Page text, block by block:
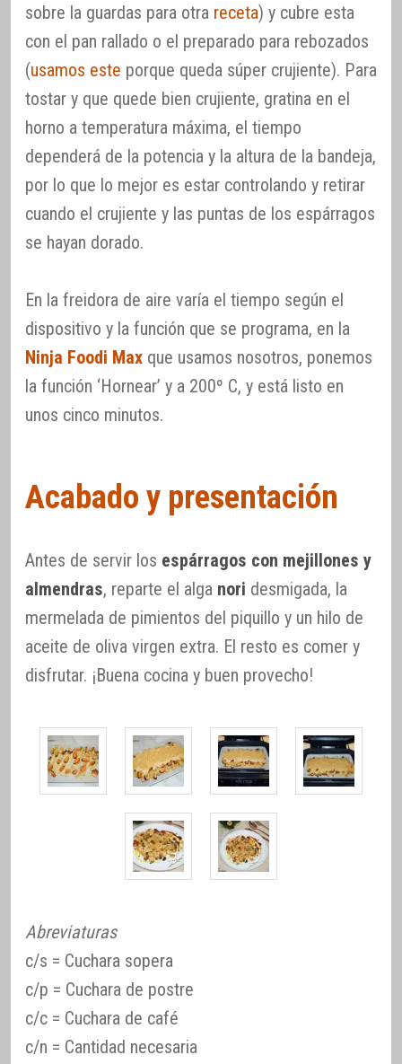
sobre la guardas para otra receta) y cubre esta
con el pan rallado o el preparado para rebozados
(usamos este porque queda súper crujiente). Para
tostar y que quede bien crujiente, gratina en el
horno a temperatura máxima, el tiempo
dependerá de la potencia y la altura de la bandeja,
por lo que lo mejor es estar controlando y retirar
cuando el crujiente y las puntas de los espárragos
se hayan dorado.
En la freidora de aire varía el tiempo según el
dispositivo y la función que se programa, en la
Ninja Foodi Max que usamos nosotros, ponemos
la función ‘Hornear’ y a 200º C, y está listo en
unos cinco minutos.
Acabado y presentación
Antes de servir los espárragos con mejillones y
almendras, reparte el alga nori desmigada, la
mermelada de pimientos del piquillo y un hilo de
aceite de oliva virgen extra. El resto es comer y
disfrutar. ¡Buena cocina y buen provecho!
Abreviaturas
c/s = Cuchara sopera
c/p = Cuchara de postre
c/c = Cuchara de café
c/n = Cantidad necesaria